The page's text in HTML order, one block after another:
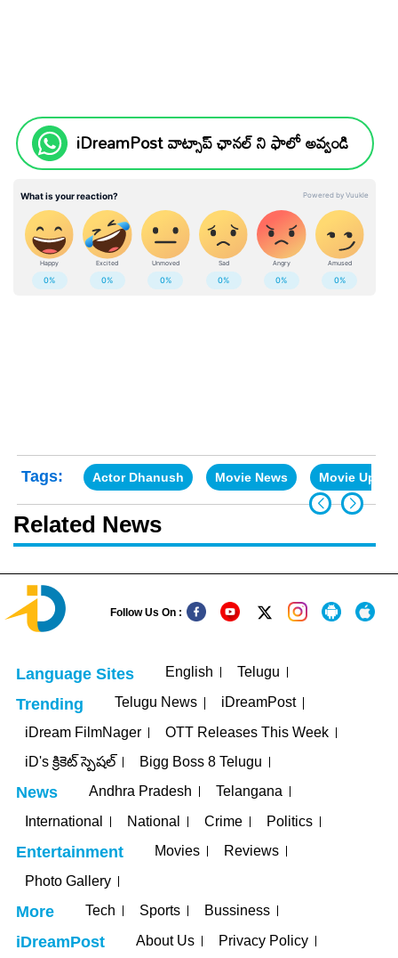
iDreamPost వాట్సాప్ ఛానల్ ని ఫాలో అవ్వండి
Tags: Actor Dhanush Movie News Movie
Related News
Follow Us On :
Language Sites English Telugu
Trending Telugu News
iDreamPost
iDream FilmNager
OTT Releases This Week
iD's క్రికెట్ స్పెషల్
Bigg Boss 8 Telugu
News Andhra Pradesh
Telangana
International
National Crime Politics
Entertainment Movies
Reviews
Photo Gallery
More Tech Sports Bussiness
iDreamPost About Us Privacy Policy